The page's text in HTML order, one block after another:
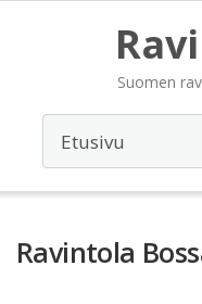
Suomen
Ravintola